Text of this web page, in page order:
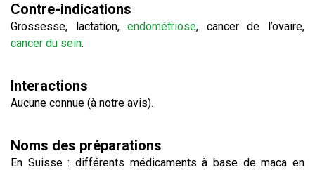
Contre-indications
Grossesse, lactation,endométriose, cancer de l’ovaire,
cancer du sein.
Interactions
Aucune connue (à notre avis).
Noms des préparations
En Suisse : différents médicaments à base de maca en